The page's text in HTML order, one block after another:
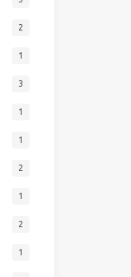
2
1
3
1
1
2
1
2
1